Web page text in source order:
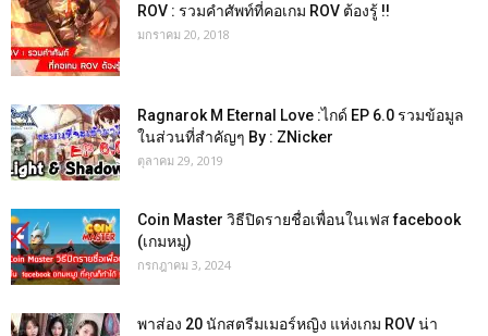
ROV : รวมคำศัพท์ที่คอเกม ROV ต้องรู้ !!
มกราคม 20, 2018
Ragnarok M Eternal Love :ไกด์ EP 6.0 รวมข้อมูล
ในส่วนที่สำคัญๆ By : ZNicker
ตุลาคม 29, 2019
Coin Master วิธีปิดรายชื่อเพื่อนในเฟส facebook
(เกมหมู)
กรกฎาคม 3, 2024
พาส่อง 20 นักสตรีมเมอร์หญิง แห่งเกม ROV น่า